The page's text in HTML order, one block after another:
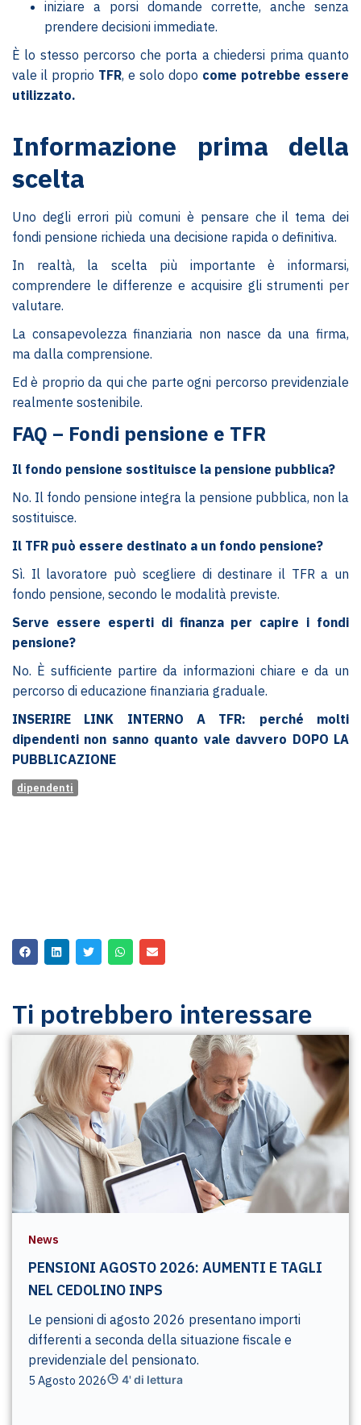
iniziare a porsi domande corrette, anche senza
prendere decisioni immediate.
È lo stesso percorso che porta a chiedersi prima quanto
vale il proprio TFR, e solo dopo come potrebbe essere
utilizzato.
Informazione prima della
scelta
Uno degli errori più comuni è pensare che il tema dei
fondi pensione richieda una decisione rapida o definitiva.
In realtà, la scelta più importante è informarsi,
comprendere le differenze e acquisire gli strumenti per
valutare.
La consapevolezza finanziaria non nasce da una firma,
ma dalla comprensione.
Ed è proprio da qui che parte ogni percorso previdenziale
realmente sostenibile.
FAQ – Fondi pensione e TFR
Il fondo pensione sostituisce la pensione pubblica?
No. Il fondo pensione integra la pensione pubblica, non la
sostituisce.
Il TFR può essere destinato a un fondo pensione?
Sì. Il lavoratore può scegliere di destinare il TFR a un
fondo pensione, secondo le modalità previste.
Serve essere esperti di finanza per capire i fondi
pensione?
No. È sufficiente partire da informazioni chiare e da un
percorso di educazione finanziaria graduale.
INSERIRE LINK INTERNO A TFR: perché molti
dipendenti non sanno quanto vale davvero DOPO LA
PUBBLICAZIONE
dipendenti
Ti potrebbero interessare
News
PENSIONI AGOSTO 2026: AUMENTI E TAGLI
NEL CEDOLINO INPS
Le pensioni di agosto 2026 presentano importi
differenti a seconda della situazione fiscale e
previdenziale del pensionato.
5 Agosto 2026 4' di lettura